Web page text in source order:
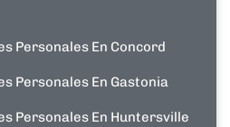
Personales En Concord
Personales En Gastonia
Personales En Huntersville